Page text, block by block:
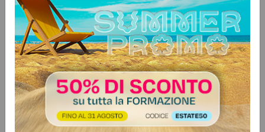
Come compilare e trasmettere
senza errori il Rapporto biennale
pari opportunità 2024-2025
Lavoro & Previdenza n. 20 - 2026
Autore:Danilo Randazzo